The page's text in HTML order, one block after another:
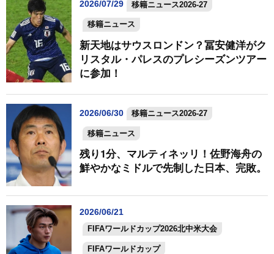
2026/07/29 移籍ニュース2026-27
移籍ニュース
新天地はサウスロンドン？冨安健洋がク
リスタル・パレスのプレシーズンツアー
に参加！
2026/06/30 移籍ニュース2026-27
移籍ニュース
残り1分、マルティネッリ！佐野海舟の
鮮やかなミドルで先制した日本、完敗。
2026/06/21
FIFAワールドカップ2026北中米大会
FIFAワールドカップ